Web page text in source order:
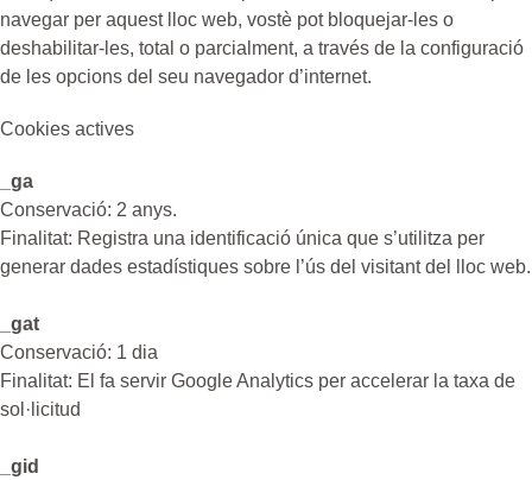
navegar per aquest lloc web, vostè pot bloquejar-les o
deshabilitar-les, total o parcialment, a través de la configuració
de les opcions del seu navegador d’internet.
Cookies actives
_ga
Conservació: 2 anys.
Finalitat: Registra una identificació única que s’utilitza per
generar dades estadístiques sobre l’ús del visitant del lloc web.
_gat
Conservació: 1 dia
Finalitat: El fa servir Google Analytics per accelerar la taxa de
sol·licitud
_gid